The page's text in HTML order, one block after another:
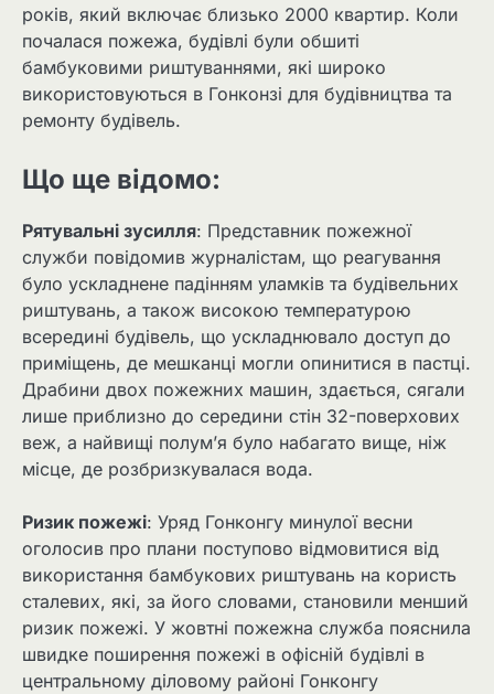
років, який включає близько 2000 квартир. Коли
почалася пожежа, будівлі були обшиті
бамбуковими риштуваннями, які широко
використовуються в Гонконзі для будівництва та
ремонту будівель.
Що ще відомо:
Рятувальні зусилля: Представник пожежної
служби повідомив журналістам, що реагування
було ускладнене падінням уламків та будівельних
риштувань, а також високою температурою
всередині будівель, що ускладнювало доступ до
приміщень, де мешканці могли опинитися в пастці.
Драбини двох пожежних машин, здається, сягали
лише приблизно до середини стін 32-поверхових
веж, а найвищі полум’я було набагато вище, ніж
місце, де розбризкувалася вода.
Ризик пожежі: Уряд Гонконгу минулої весни
оголосив про плани поступово відмовитися від
використання бамбукових риштувань на користь
сталевих, які, за його словами, становили менший
ризик пожежі. У жовтні пожежна служба пояснила
швидке поширення пожежі в офісній будівлі в
центральному діловому районі Гонконгу